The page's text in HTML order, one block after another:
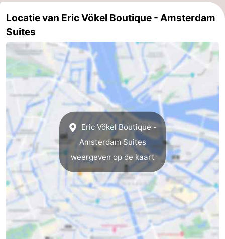
Noord-
Holland
-
Zuid-
Holland
Praktisch
Forum
Reisboekenwinkel
Openbaar
vervoer
Route
Centraal
Station
Schiphol
Eindhoven
-
Locatie van Eric Vökel Boutique - Amsterdam
Suites
Eric Vökel Boutique -
Amsterdam Suites
weergeven op de kaart